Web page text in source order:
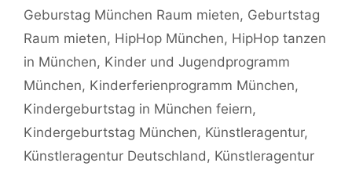
Geburstag München Raum mieten, Geburtstag
Raum mieten, HipHop München, HipHop tanzen
in München, Kinder und Jugendprogramm
München, Kinderferienprogramm München,
Kindergeburtstag in München feiern,
Kindergeburtstag München, Künstleragentur,
Künstleragentur Deutschland , Künstleragentur